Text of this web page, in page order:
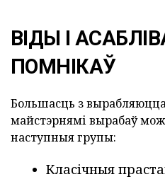
ВІДЫ І
ПОМНІКАЎ
Большасць з
майстэрнямі вырабаў
наступныя групы:
Класічныя